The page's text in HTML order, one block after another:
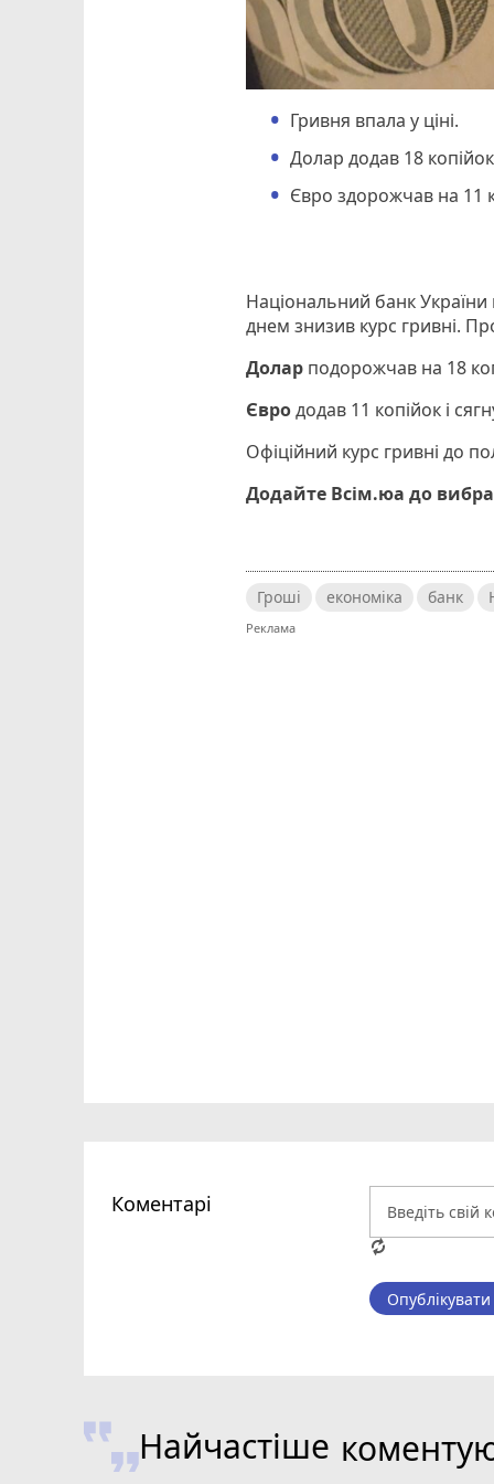
Гривня впала у ціні.
Долар додав 18
Євро здорожчав на 11
Національний банк
днем знизив курс гривні.
Долар подорожчав на 18
Єврододав 11 копійок і
Офіційний курс гривні до
Додайте Всім.юа до
Гроші економіка банк
Коментарі
Найчастіше